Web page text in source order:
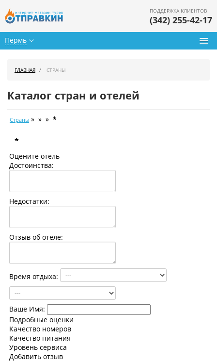
Пермь
ПОДДЕРЖКА КЛИЕНТОВ
(342) 255-42-17
Календарь туров
Цены дня
Страны
О нас
Контакты
ГЛАВНАЯ СТРАНЫ
Каталог стран и отелей
Страны » » » *
*
Оцените отель
Достоинства:
Недостатки:
Отзыв об отеле:
Время отдыха:
Ваше Имя:
Подробные оценки
Качество номеров
Качество питания
Уровень сервиса
Добавить отзыв